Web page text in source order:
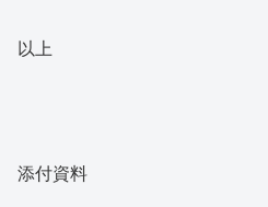
以上
添付資料